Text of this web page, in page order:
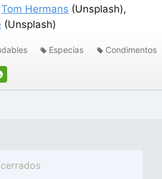
Tom Hermans (Unsplash),
(Unsplash)
Especias Condimentos